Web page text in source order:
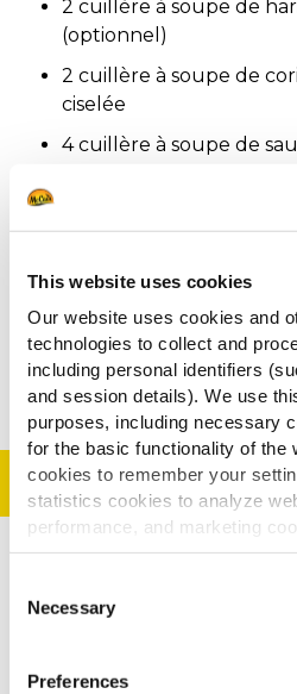
This website uses cookies
Our website uses cookies and
technologies to collect and
including personal identifiers
and session details). We use
purposes, including necessary
for the basic functionality of the
cookies to remember your
statistics cookies to analyze
performance, and marketing
personalized content and
By clicking 'Allow all cookies',
all cookies. If you'd like to
you can do so by clicking the
'Allow selection.'
Selection
Necessary
Preferences
2 cuillère à soupe de
(optionnel)
2 cuillère à soupe de
ciselée
4 cuillère à soupe de
Sel
Poivre
Huile d’olive
Préparation
Assaisonner avec le
Couper le poivron rouge